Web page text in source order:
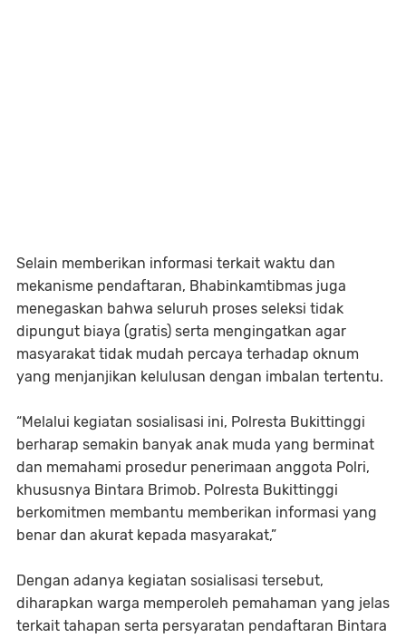
Selain memberikan informasi terkait waktu dan
mekanisme pendaftaran, Bhabinkamtibmas juga
menegaskan bahwa seluruh proses seleksi tidak
dipungut biaya (gratis) serta mengingatkan agar
masyarakat tidak mudah percaya terhadap oknum
yang menjanjikan kelulusan dengan imbalan tertentu.
“Melalui kegiatan sosialisasi ini, Polresta Bukittinggi
berharap semakin banyak anak muda yang berminat
dan memahami prosedur penerimaan anggota Polri,
khususnya Bintara Brimob. Polresta Bukittinggi
berkomitmen membantu memberikan informasi yang
benar dan akurat kepada masyarakat,”
Dengan adanya kegiatan sosialisasi tersebut,
diharapkan warga memperoleh pemahaman yang jelas
terkait tahapan serta persyaratan pendaftaran Bintara